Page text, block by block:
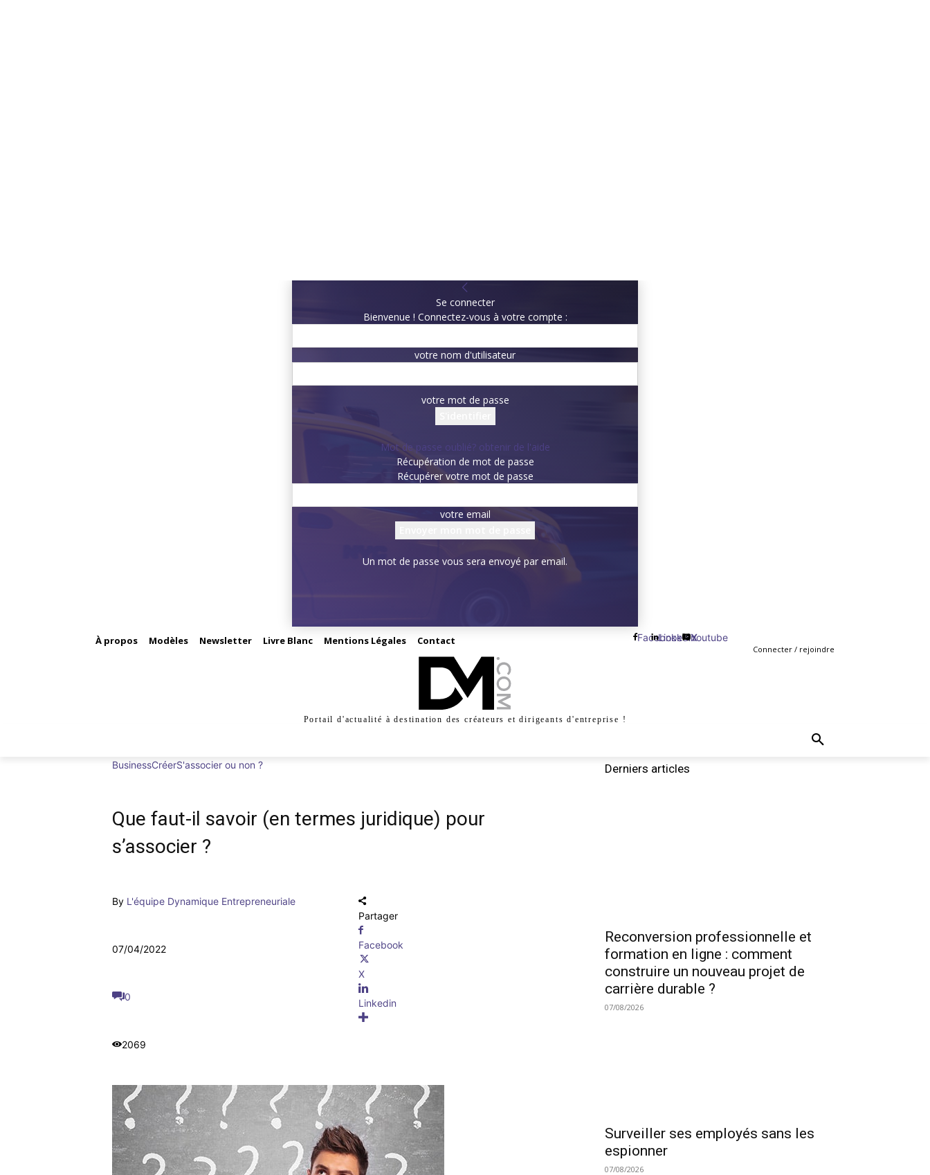
Se connecter
Bienvenue ! Connectez-vous à votre compte :
votre nom d'utilisateur
votre mot de passe
Mot de passe oublié? obtenir de l'aide
Récupération de mot de passe
Récupérer votre mot de passe
votre email
Un mot de passe vous sera envoyé par email.
À propos Modèles Newsletter Livre Blanc Mentions Légales Contact Facebook
Linkedin
X
Youtube
Connecter / rejoindre
Portail d'actualité à destination des créateurs et dirigeants d'entreprise !
BusinessCréerS'associer ou non ?
Que faut-il savoir (en termes juridique) pour
s’associer ?
By L'équipe Dynamique Entrepreneuriale
07/04/2022
0
2069
Partager
Facebook
X
Linkedin
Derniers articles
Reconversion professionnelle et
formation en ligne : comment
construire un nouveau projet de
carrière durable ?
07/08/2026
Surveiller ses employés sans les
espionner
07/08/2026